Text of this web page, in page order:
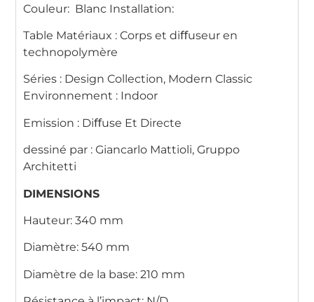
Couleur: Blanc Installation:
Table Matériaux : Corps et diﬀuseur en
technopolymère
Séries : Design Collection, Modern Classic
Environnement : Indoor
Emission : Diﬀuse Et Directe
dessiné par : Giancarlo Mattioli, Gruppo
Architetti
DIMENSIONS
Hauteur: 340 mm
Diamètre: 540 mm
Diamètre de la base: 210 mm